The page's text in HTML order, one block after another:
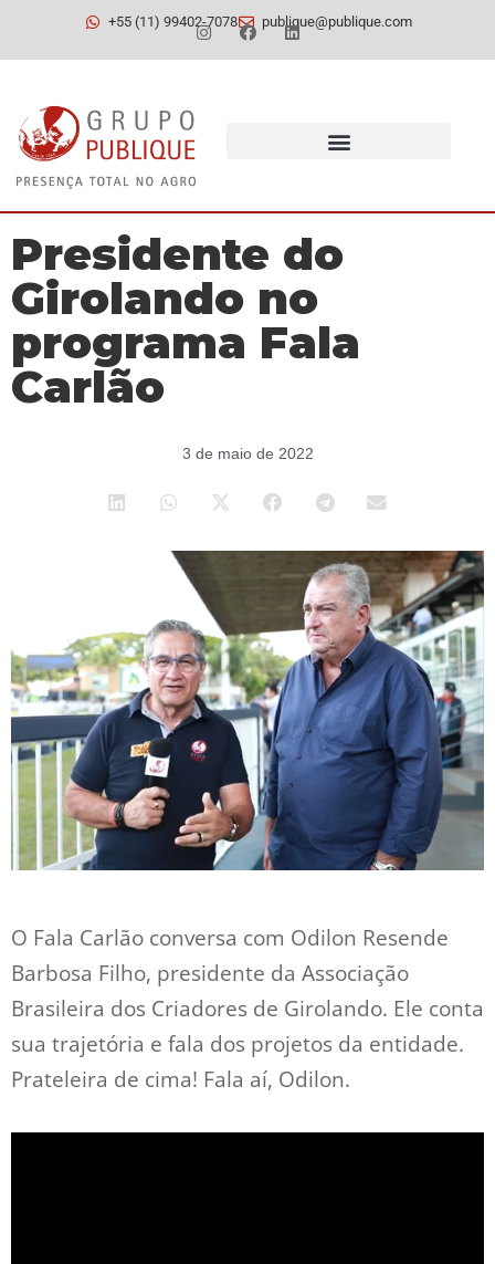
+55 (11) 99402-7078 publique@publique.com
Presidente do
Girolando no
programa Fala
Carlão
3 de maio de 2022
O Fala Carlão conversa com Odilon Resende
Barbosa Filho, presidente da Associação
Brasileira dos Criadores de Girolando. Ele conta
sua trajetória e fala dos projetos da entidade.
Prateleira de cima! Fala aí, Odilon.